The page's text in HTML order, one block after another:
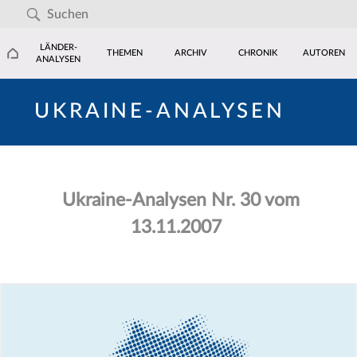
LÄNDER-
ANALYSEN
THEMEN ARCHIV CHRONIK AUTOREN
UKRAINE-ANALYSEN
Ukraine-Analysen Nr. 30 vom
13.11.2007